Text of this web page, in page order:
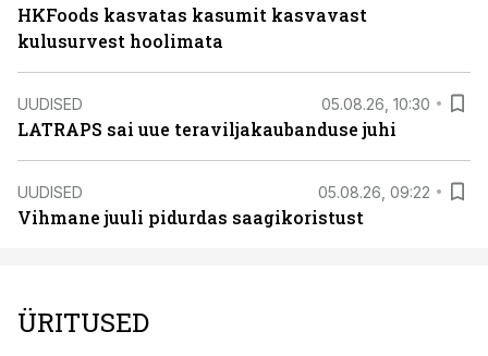
HKFoods kasvatas kasumit kasvavast
kulusurvest hoolimata
UUDISED 05.08.26, 10:30
LATRAPS sai uue teraviljakaubanduse juhi
UUDISED 05.08.26, 09:22
Vihmane juuli pidurdas saagikoristust
ÜRITUSED